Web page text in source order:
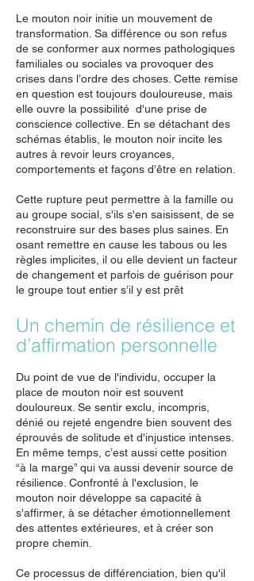
Le mouton noir initie un mouvement de
transformation. Sa différence ou son refus
de se conformer aux normes pathologiques
familiales ou sociales va provoquer des
crises dans l’ordre des choses. Cette remise
en question est toujours douloureuse, mais
elle ouvre la possibilité d'une prise de
conscience collective. En se détachant des
schémas établis, le mouton noir incite les
autres à revoir leurs croyances,
comportements et façons d’être en relation.
Cette rupture peut permettre à la famille ou
au groupe social, s'ils s'en saisissent, de se
reconstruire sur des bases plus saines. En
osant remettre en cause les tabous ou les
règles implicites, il ou elle devient un facteur
de changement et parfois de guérison pour
le groupe tout entier s’il y est prêt
Un chemin de résilience et
d’affirmation personnelle
Du point de vue de l'individu, occuper la
place de mouton noir est souvent
douloureux. Se sentir exclu, incompris,
dénié ou rejeté engendre bien souvent des
éprouvés de solitude et d'injustice intenses.
En même temps, c’est aussi cette position
“à la marge” qui va aussi devenir source de
résilience. Confronté à l'exclusion, le
mouton noir développe sa capacité à
s'affirmer, à se détacher émotionnellement
des attentes extérieures, et à créer son
propre chemin.
Ce processus de différenciation, bien qu'il